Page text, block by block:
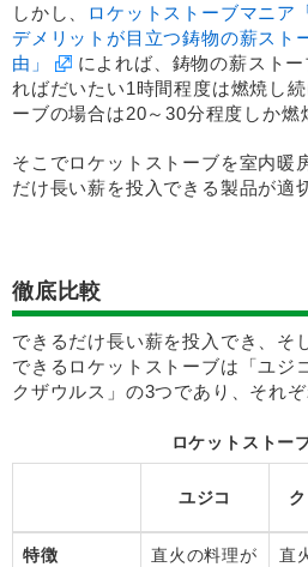
しかし、
ロケットストーブマニア
デメリットが目立つ鋳物の薪スト
由」
によれば、鋳物の薪スト
ればだいたい1時間程度は燃焼し
ーブの場合は20～30分程度しか燃
そこでロケットストーブを室内暖
だけ長い薪を投入できる製品が適
徹底比較
できるだけ長い薪を投入でき、そ
できるロケットストーブは「ユジ
クザウルス」の3つであり、それぞ
ロケットストー
ユジコ
特徴
直火の料理が
直